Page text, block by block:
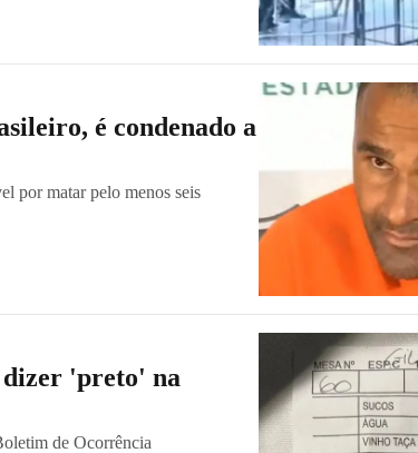
é condenado a
por matar pelo menos seis
dizer 'preto' na
de Ocorrência